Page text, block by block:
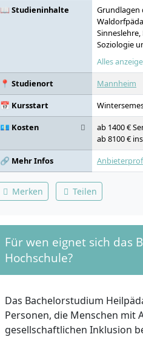
📖 Studieninhalte
Grundlagen
Soziologie
Beratung
Grundlagen
und
Sprache
Alles
📍 Studienort
Mannheim
📅 Kursstart
💶 Kosten
ab 1400 €
ab 8100 €
🔗 Mehr Infos
Merken Teilen
Für wen eignet sich das
Hochschule?
Das Bachelorstudium
Personen, die Menschen mit
gesellschaftlichen Inklusion